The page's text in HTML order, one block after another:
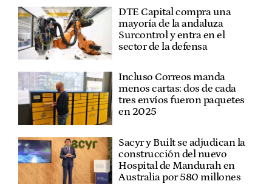
DTE Capital compra una
mayoría de la andaluza
Surcontrol y entra en el
sector de la defensa
Incluso Correos manda
menos cartas: dos de cada
tres envíos fueron paquetes
en 2025
Sacyr y Built se adjudican la
construcción del nuevo
Hospital de Mandurah en
Australia por 580 millones